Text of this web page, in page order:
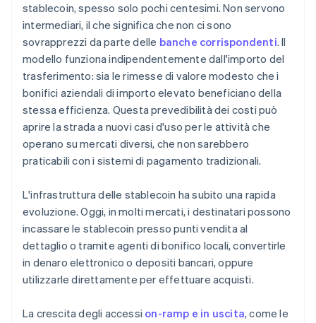
stablecoin, spesso solo pochi centesimi. Non servono
intermediari, il che significa che non ci sono
sovrapprezzi da parte delle banche corrispondenti. Il
modello funziona indipendentemente dall'importo del
trasferimento: sia le rimesse di valore modesto che i
bonifici aziendali di importo elevato beneficiano della
stessa efficienza. Questa prevedibilità dei costi può
aprire la strada a nuovi casi d'uso per le attività che
operano su mercati diversi, che non sarebbero
praticabili con i sistemi di pagamento tradizionali.
L'infrastruttura delle stablecoin ha subito una rapida
evoluzione. Oggi, in molti mercati, i destinatari possono
incassare le stablecoin presso punti vendita al
dettaglio o tramite agenti di bonifico locali, convertirle
in denaro elettronico o depositi bancari, oppure
utilizzarle direttamente per effettuare acquisti.
La crescita degli accessi on-ramp e in uscita, come le